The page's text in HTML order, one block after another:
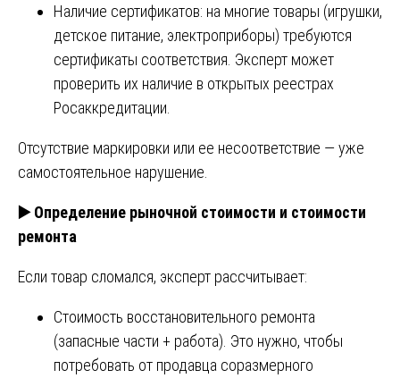
Наличие сертификатов: на многие товары (игрушки,
детское питание, электроприборы) требуются
сертификаты соответствия. Эксперт может
проверить их наличие в открытых реестрах
Росаккредитации.
Отсутствие маркировки или ее несоответствие — уже
самостоятельное нарушение.
▶️Определение рыночной стоимости и стоимости
ремонта
Если товар сломался, эксперт рассчитывает:
Стоимость восстановительного ремонта
(запасные части + работа). Это нужно, чтобы
потребовать от продавца соразмерного